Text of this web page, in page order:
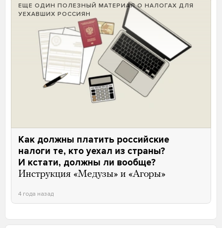
ЕЩЕ ОДИН ПОЛЕЗНЫЙ МАТЕРИАЛ О НАЛОГАХ ДЛЯ
УЕХАВШИХ РОССИЯН
Как должны платить российские
налоги те, кто уехал из страны?
И кстати, должны ли вообще?
Инструкция «Медузы» и «Агоры»
4 года назад